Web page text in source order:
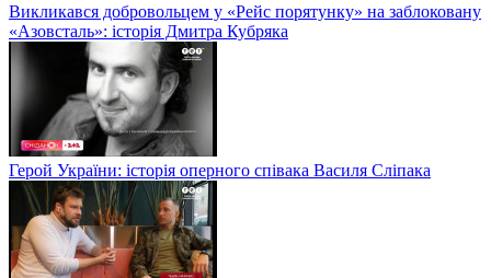
Викликався добровольцем у «Рейс порятунку» на заблоковану
«Азовсталь»: історія Дмитра Кубряка
Герой України: історія оперного співака Василя Сліпака